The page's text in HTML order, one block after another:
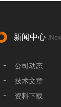
新闻中心 /
公司动态
技术文章
资料下载